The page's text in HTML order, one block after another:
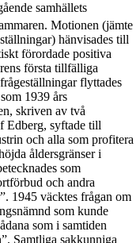
samhällets
Motionen (jämte
hänvisades till
förordade positiva
första tillfälliga
flyttades
1939 års
skriven av två
Edberg, syftade till
och alla som profitera
åldersgränser i
som
och andra
1945 väcktes frågan om
som kunde
som i samtiden
Samtliga sakkunniga